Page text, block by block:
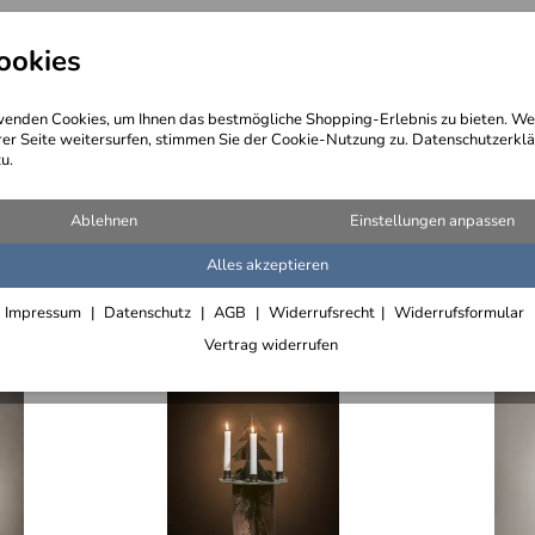
Cookies, um Ihnen das bestmögliche Shopping-Erlebnis zu bieten.
Seite weitersurfen, stimmen Sie der Cookie-Nutzung zu.
Ablehnen Einstellungen anpassen
Alles akzeptieren
Impressum Datenschutz AGB Widerrufsrecht
Widerrufsformular
Vertrag widerrufen
Wegebeschreibung @
im Sale